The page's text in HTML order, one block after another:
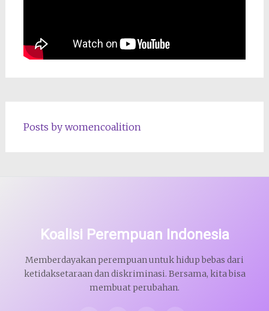
Posts by womencoalition
Koalisi Perempuan Indonesia
Memberdayakan perempuan untuk hidup bebas dari
ketidaksetaraan dan diskriminasi. Bersama, kita bisa
membuat perubahan.